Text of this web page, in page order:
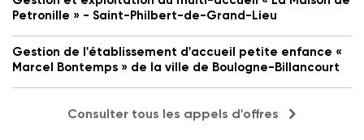
Petronille » - Saint-Philbert-de-Grand-Lieu
Gestion de l'établissement d'accueil petite enfance «
Marcel Bontemps » de la ville de Boulogne-Billancourt
Consulter tous les appels d'offres